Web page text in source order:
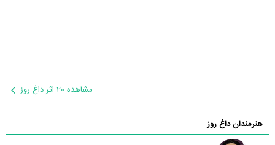
مشاهده 20 اثر داغ روز
هنرمندان داغ روز